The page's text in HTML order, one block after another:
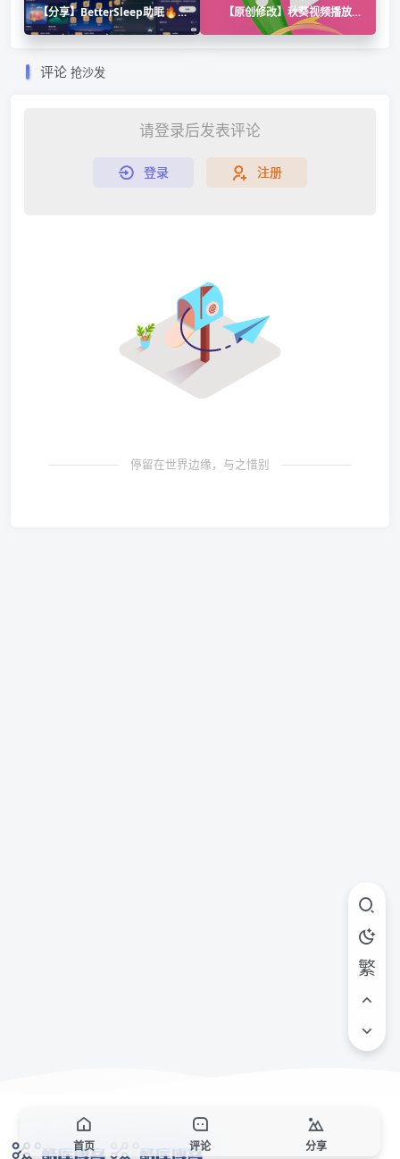
【分享】BetterSleep助眠🔥
v25.9.1🔥高级版
【原创修改】秋葵视频播放器
🔥私密视频播放加密🔥去广告
评论 抢沙发
请登录后发表评论
登录 注册
停留在世界边缘，与之惜别
繁
首页 评论 分享